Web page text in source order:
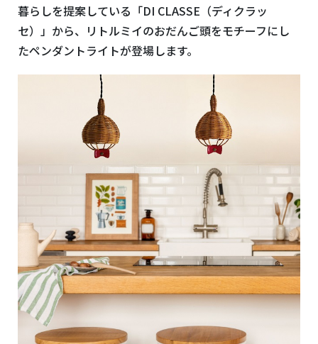
暮らしを提案している「DI CLASSE（ディクラッ
セ）」から、リトルミイのおだんご頭をモチーフにし
たペンダントライトが登場します。